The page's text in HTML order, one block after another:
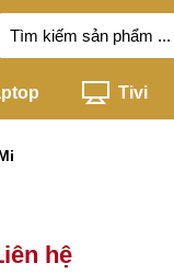
Tivi
hệ